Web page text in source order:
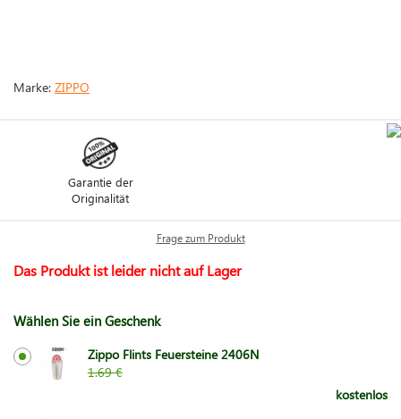
Marke: ZIPPO
Garantie der
Originalität
Frage zum Produkt
Das Produkt ist leider nicht auf Lager
Wählen Sie ein Geschenk
Zippo Flints Feuersteine 2406N
1.69 €
kostenlos